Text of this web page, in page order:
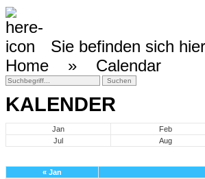
Sie befinden sich hier
Home » Calendar
KALENDER
Jan Feb
Jul
Aug
« Jan